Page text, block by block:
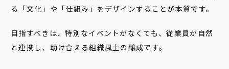
る「文化」や「仕組み」をデザインすることが本質です。
目指すべきは、特別なイベントがなくても、従業員が自然
と連携し、助け合える組織風土の醸成です。